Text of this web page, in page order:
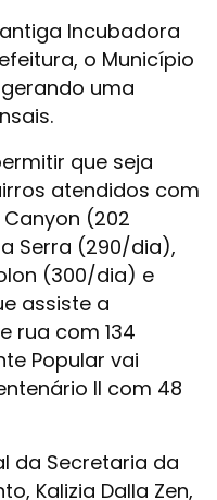
Incubadora
o Município
uma
que seja
atendidos com
(202
Serra (290/dia),
(300/dia) e
assiste a
rua com 134
Popular vai
II com 48
da Secretaria da
Kalizia Dalla Zen,